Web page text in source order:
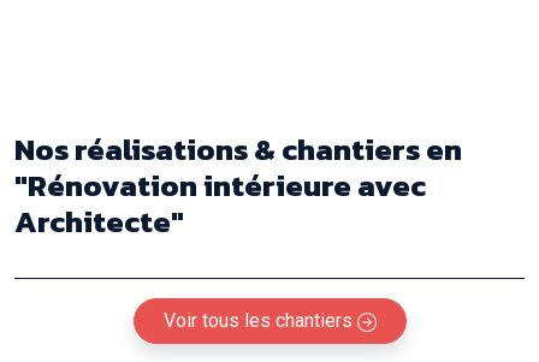
Nos réalisations & chantiersen
"Rénovation intérieure avec
Architecte"
Voir tous les chantiers